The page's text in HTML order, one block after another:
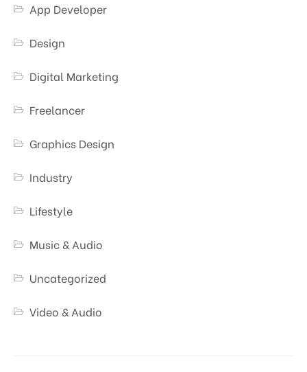
App Developer
Design
Digital Marketing
Freelancer
Graphics Design
Industry
Lifestyle
Music & Audio
Uncategorized
Video & Audio